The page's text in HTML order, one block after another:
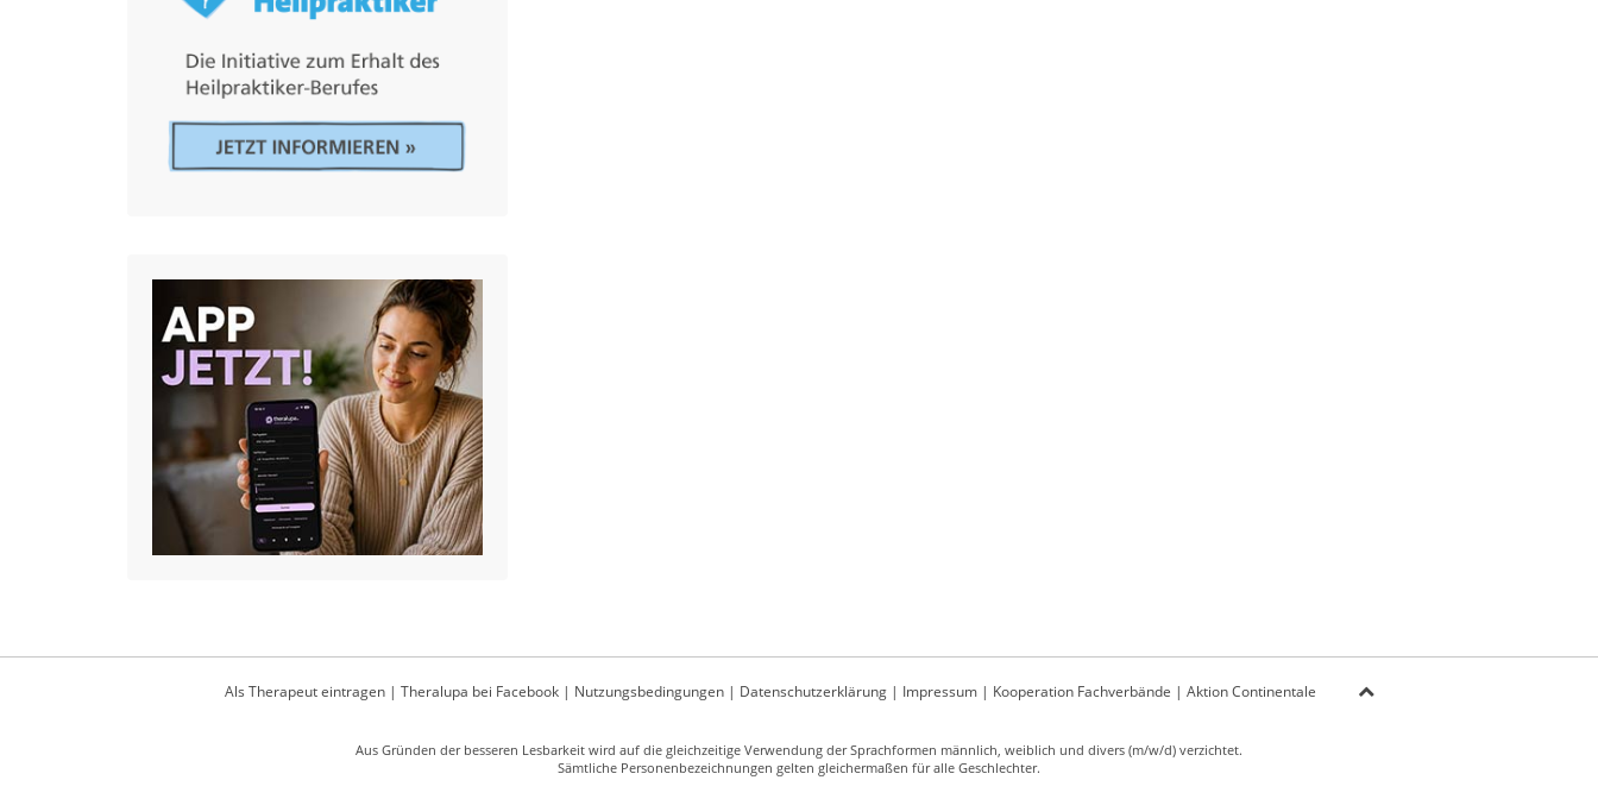
Als Therapeut eintragen| Theralupa bei Facebook| Nutzungsbedingungen| Datenschutzerklärung| Impressum| Kooperation Fachverbände | Aktion Continentale
Aus Gründen der besseren Lesbarkeit wird auf die gleichzeitige Verwendung der Sprachformen männlich, weiblich und divers (m/w/d) verzichtet.
Sämtliche Personenbezeichnungen gelten gleichermaßen für alle Geschlechter.